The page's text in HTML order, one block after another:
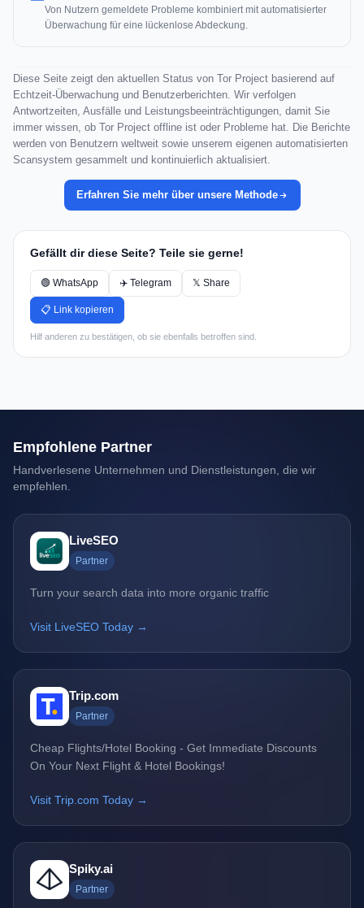
Von Nutzern gemeldete Probleme kombiniert mit automatisierter
Überwachung für eine lückenlose Abdeckung.
Diese Seite zeigt den aktuellen Status von Tor Project basierend auf
Echtzeit-Überwachung und Benutzerberichten. Wir verfolgen
Antwortzeiten, Ausfälle und Leistungsbeeinträchtigungen, damit Sie
immer wissen, ob Tor Project offline ist oder Probleme hat. Die Berichte
werden von Benutzern weltweit sowie unserem eigenen automatisierten
Scansystem gesammelt und kontinuierlich aktualisiert.
Erfahren Sie mehr über unsere Methode
Gefällt dir diese Seite? Teile sie gerne!
🟢 WhatsApp ✈️ Telegram 𝕏 Share
📋 Link kopieren
Hilf anderen zu bestätigen, ob sie ebenfalls betroffen sind.
Empfohlene Partner
Handverlesene Unternehmen und Dienstleistungen, die wir
empfehlen.
LiveSEO
Partner
Turn your search data into more organic traffic
Visit LiveSEO Today →
Trip.com
Partner
Cheap Flights/Hotel Booking - Get Immediate Discounts
On Your Next Flight & Hotel Bookings!
Visit Trip.com Today →
Spiky.ai
Partner